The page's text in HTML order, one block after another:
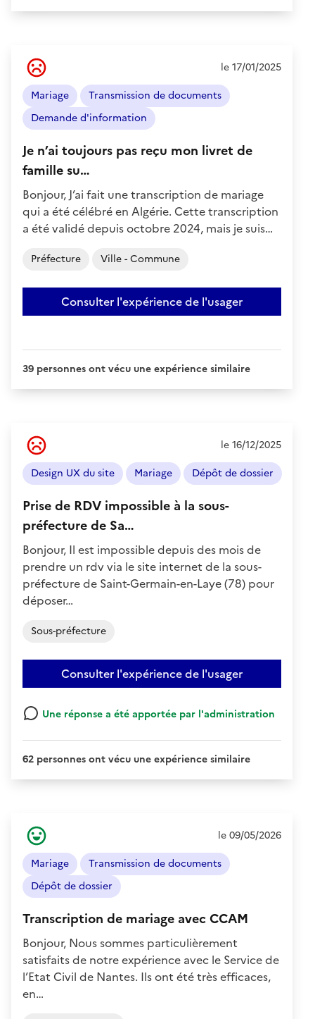
Je n’ai toujours pas reçu mon livret de
famille su…
l'usager
:
Négatif
le 17/01/2025
Mariage
Transmission de documents
Demande d'information
Bonjour, J’ai fait une transcription de mariage
qui a été célébré en Algérie. Cette transcription
a été validé depuis octobre 2024, mais je suis…
Préfecture Ville - Commune
Consulter l'expérience de l'usager
39 personnes ont vécu une expérience similaire
Prise de RDV impossible à la sous-
préfecture de Sa…
l'usager
:
Négatif
le 16/12/2025
Design UX du site
Mariage Dépôt de dossier
Bonjour, Il est impossible depuis des mois de
prendre un rdv via le site internet de la sous-
préfecture de Saint-Germain-en-Laye (78) pour
déposer…
Sous-préfecture
Consulter l'expérience de l'usager
Une réponse a été apportée par l'administration
62 personnes ont vécu une expérience similaire
Transcription de mariage avec CCAM
l'usager
:
Positif
le 09/05/2026
Mariage
Transmission de documents
Dépôt de dossier
Bonjour, Nous sommes particulièrement
satisfaits de notre expérience avec le Service de
l’Etat Civil de Nantes. Ils ont été très efficaces,
en…